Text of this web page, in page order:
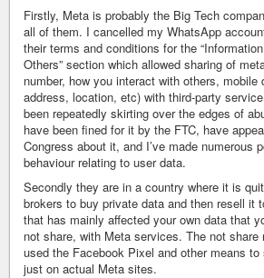
Firstly, Meta is probably the Big Tech
all of them. I cancelled my WhatsApp
their terms and conditions for the
Others” section which allowed sharing of
number, how you interact with others,
address, location, etc) with third-party
been repeatedly skirting over the edges of
have been fined for it by the FTC, have
Congress about it, and I’ve made numerous
behaviour relating to user data.
Secondly they are in a country where it is
brokers to buy private data and then resell it
that has mainly affected your own data that
not share, with Meta services. The not share
used the Facebook Pixel and other means
just on actual Meta sites.